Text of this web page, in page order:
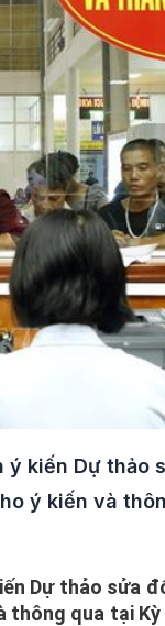
kiến Dự thảo
ý kiến và
Dự thảo sửa
thông qua tại